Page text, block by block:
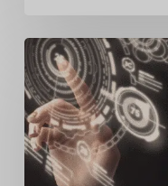
Das
Aufkommen
des
Posthumanismus:
Herausforderungen